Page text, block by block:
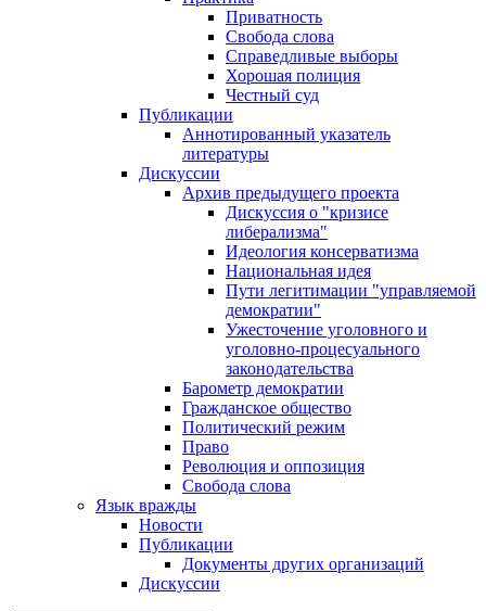
Приватность
Свобода слова
Справедливые выборы
Хорошая полиция
Честный суд
Публикации
Аннотированный указатель
литературы
Дискуссии
Архив предыдущего проекта
Дискуссия о "кризисе
либерализма"
Идеология консерватизма
Национальная идея
Пути легитимации "управляемой
демократии"
Ужесточение уголовного и
уголовно-процесуального
законодательства
Барометр демократии
Гражданское общество
Политический режим
Право
Революция и оппозиция
Свобода слова
Язык вражды
Новости
Публикации
Документы других организаций
Дискуссии